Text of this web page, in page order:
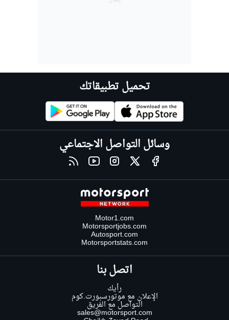
تحميل تطبيقاتك
وسائل التواصل الاجتماعي
Motor1.com
Motorsportjobs.com
Autosport.com
Motorsportstats.com
اتصل بنا
رأيك
الإعلان مع موتورسبورت.كوم
التواصل مع الفريق
sales@motorsport.com